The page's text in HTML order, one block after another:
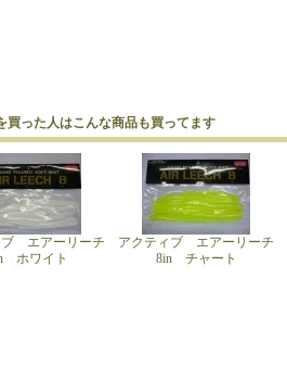
買った人はこんな商品も買ってます
ブ エアーリーチ
ホワイト
アクティブ エアーリーチ
8in チャート